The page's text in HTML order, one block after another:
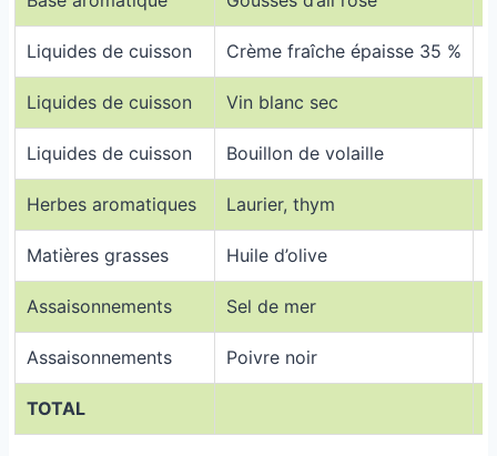
Liquides de cuisson Crème fraîche épaisse 35 %
Liquides de cuisson Vin blanc sec
Liquides de cuisson Bouillon de volaille
Herbes aromatiques Laurier, thym
Matières grasses Huile d’olive
Assaisonnements Sel de mer
Assaisonnements Poivre noir
TOTAL